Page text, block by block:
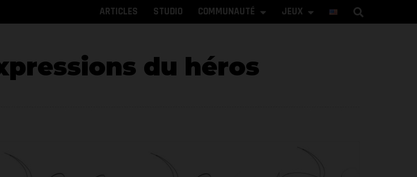
ARTICLES STUDIO COMMUNAUTÉ JEUX
du héros